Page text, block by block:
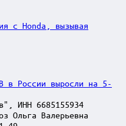
с Honda, вызывая
в России выросли на 5-
ИНН 6685155934
Ольга Валерьевна